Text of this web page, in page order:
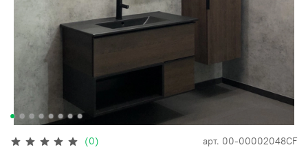
(0) арт. 00-00002048CF